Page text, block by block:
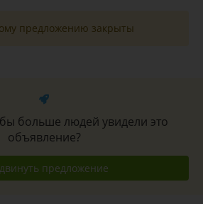
предложению закрыты
больше людей увидели это
объявление?
предложение